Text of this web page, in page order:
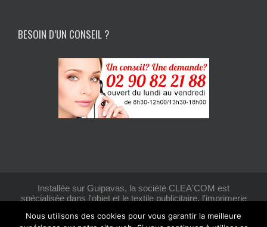
BESOIN D’UN CONSEIL ?
Installée sur Guipavas, la société CLEA'COM est
spécialisée dans l'objet et le textile publicitaire, l'imprimerie
Nous utilisons des cookies pour vous garantir la meilleure